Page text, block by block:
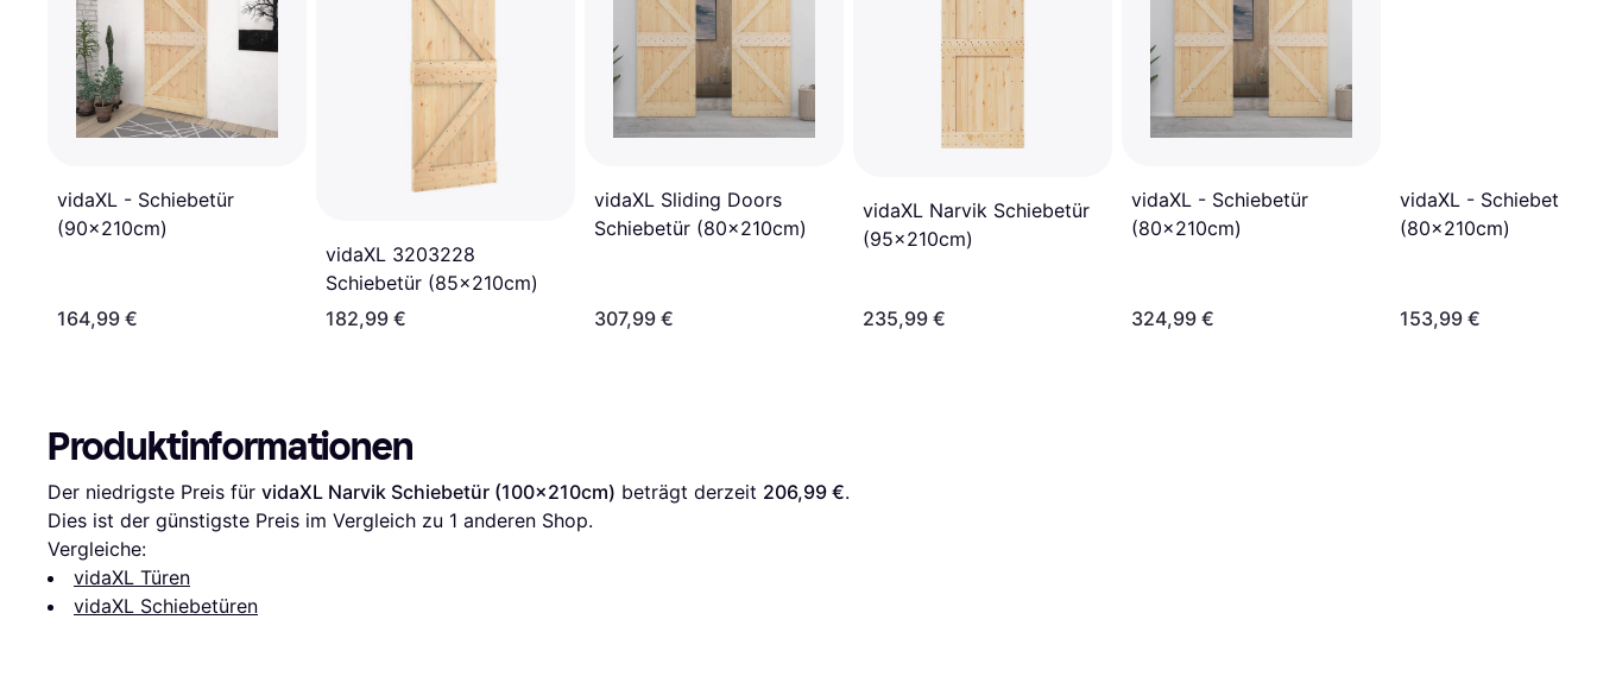
vidaXL - Schiebetür
(90x210cm)
164,99 €
vidaXL 3203228
Schiebetür (85x210cm)
182,99 €
vidaXL Sliding Doors
Schiebetür (80x210cm)
307,99 €
vidaXL Narvik Schiebetür
(95x210cm)
235,99 €
vidaXL - Schiebetür
(80x210cm)
324,99 €
vidaXL - Schiebetür
(80x210cm)
153,99 €
Produktinformationen
Der niedrigste Preis für vidaXL Narvik Schiebetür (100x210cm) beträgt derzeit 206,99 €.
Dies ist der günstigste Preis im Vergleich zu 1 anderen Shop.
Vergleiche:
vidaXL Türen
vidaXL Schiebetüren